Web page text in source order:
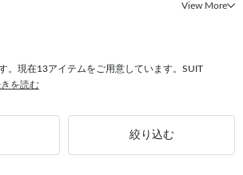
#4S ジャケット #セットアップ対応 ストレッチ
View More
。現在13アイテムをご用意しています。SUIT
きを読む
絞り込む